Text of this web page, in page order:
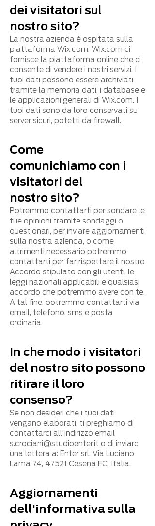
dei visitatori sul
nostro sito?
La nostra azienda è ospitata sulla
piattaforma Wix.com. Wix.com ci
fornisce la piattaforma online che ci
consente di vendere i nostri servizi. I
tuoi dati possono essere archiviati
tramite la memoria dati, i database e
le applicazioni generali di Wix.com. I
tuoi dati sono da loro conservati su
server sicuri, potetti da firewall.
Come
comunichiamo con i
visitatori del
nostro sito?
Potremmo contattarti per sondare le
tue opinioni tramite sondaggi o
questionari, per inviare aggiornamenti
sulla nostra azienda, o come
altrimenti necessario potremmo
contattarti per far rispettare il nostro
Accordo stipulato con gli utenti, le
leggi nazionali applicabili e qualsiasi
accordo che potremmo avere con te.
A tal fine, potremmo contattarti via
email, telefono, sms e posta
ordinaria.
In che modo i visitatori
del nostro sito possono
ritirare il loro
consenso?
Se non desideri che i tuoi dati
vengano elaborati, ti preghiamo di
contattarci all'indirizzo email
s.crociani@studioenter.it o di inviarci
una lettera a: Enter srl, Via Luciano
Lama 74, 47521 Cesena FC, Italia.
Aggiornamenti
dell'informativa sulla